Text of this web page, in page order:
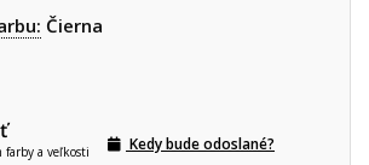
Čierna
a veľkosti Kedy bude odoslané?